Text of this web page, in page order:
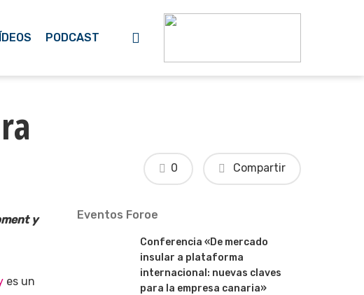
PODCAST
Compartir
0
y
es un
Eventos Foroe
Conferencia «De mercado
insular a plataforma
internacional: nuevas claves
para la empresa canaria»